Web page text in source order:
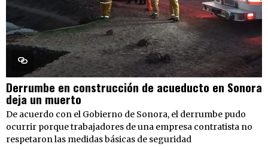
Derrumbe en construcción de acueducto en Sonora
deja un muerto
De acuerdo con el Gobierno de Sonora, el derrumbe pudo
ocurrir porque trabajadores de una empresa contratista no
respetaron las medidas básicas de seguridad